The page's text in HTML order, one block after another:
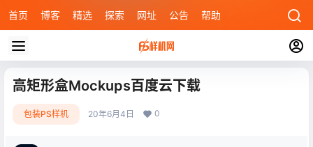
首页 博客 精选 探索 网址 公告 帮助
高矩形盒Mockups百度云下载
包装PS样机 20年6月4日 0